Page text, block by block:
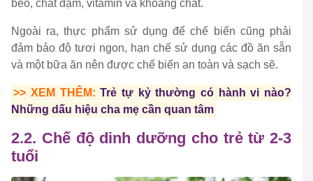
béo, chất đạm, vitamin và khoáng chất.
Ngoài ra, thực phẩm sử dụng để chế biến cũng phải
đảm bảo độ tươi ngon, hạn chế sử dụng các đồ ăn sẵn
và một bữa ăn nên được chế biến an toàn và sạch sẽ.
>> XEM THÊM:Trẻ tự kỷ thường có hành vi nào?
Những dấu hiệu cha mẹ cần quan tâm
2.2. Chế độ dinh dưỡng cho trẻ từ 2-3
tuổi